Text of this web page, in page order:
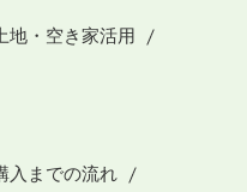
地・空き家活用
入までの流れ